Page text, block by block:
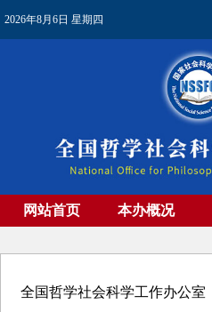
2026年8月6日 星期四
网站首页 本办概况
全国哲学社会科学工作办公室